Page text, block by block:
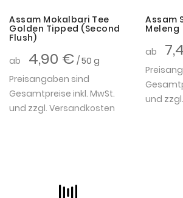
Assam Mokalbari Tee
Golden Tipped (Second
Flush)
ab
4,90 € / 50 g
Preisangaben sind
Gesamtpreise inkl. MwSt.
und zzgl. Versandkosten
Assam
Meleng
ab
und zzgl.